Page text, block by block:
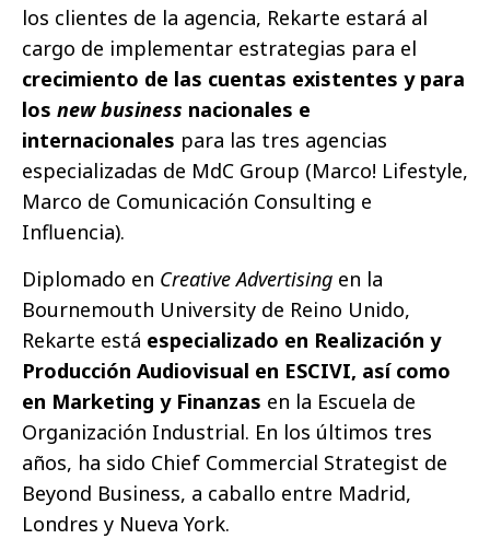
los clientes de la agencia, Rekarte estará al
cargo de implementar estrategias para el
crecimiento de las cuentas existentes y para
los new business nacionales e
internacionales para las tres agencias
especializadas de MdC Group (Marco! Lifestyle,
Marco de Comunicación Consulting e
Influencia).
Diplomado en Creative Advertising en la
Bournemouth University de Reino Unido,
Rekarte está especializado en Realización y
Producción Audiovisual en ESCIVI, así como
en Marketing y Finanzas en la Escuela de
Organización Industrial. En los últimos tres
años, ha sido Chief Commercial Strategist de
Beyond Business, a caballo entre Madrid,
Londres y Nueva York.